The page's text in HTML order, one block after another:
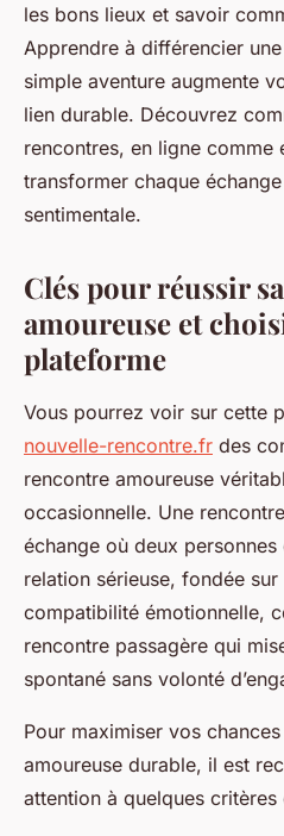
les bons lieux et savoir
Apprendre à différencier
simple aventure augmente
lien durable. Découvrez
rencontres, en ligne comme
transformer chaque
sentimentale.
Clés pour réussir
amoureuse et
plateforme
Vous pourrez voir sur cette
nouvelle-rencontre.fr des
rencontre amoureuse
occasionnelle. Une
échange où deux
relation sérieuse, fondée
compatibilité émotionnelle,
rencontre passagère qui
spontané sans volonté
Pour maximiser vos
amoureuse durable, il est
attention à quelques critères